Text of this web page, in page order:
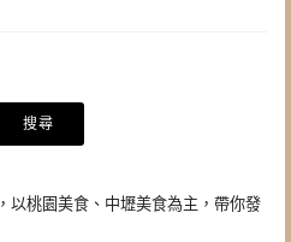
以桃園美食、中壢美食為主，帶你發